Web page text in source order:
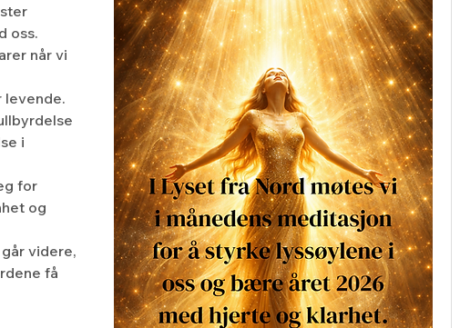
oss.
når vi
levende.
i
for
og
videre,
få